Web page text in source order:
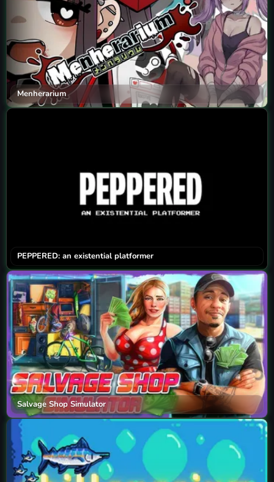
Menherarium
PEPPERED: an existential platformer
Salvage Shop Simulator